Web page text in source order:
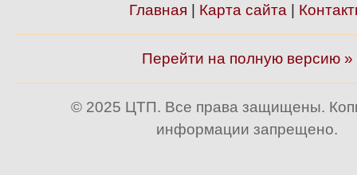
Главная Карта сайта
Перейти на полную версию »
© 2025 ЦТП. Все права защищены.
информации запрещено.